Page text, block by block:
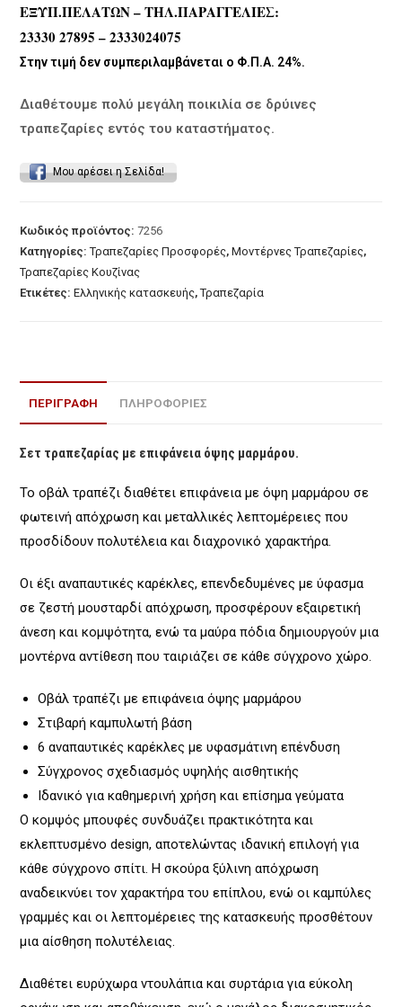
ΕΞΥΠ.ΠΕΛΑΤΩΝ – ΤΗΛ.ΠΑΡΑΓΓΕΛΙΕΣ:
23330 27895 – 2333024075
Στην τιμή δεν συμπεριλαμβάνεται ο Φ.Π.Α. 24%.
Διαθέτουμε πολύ μεγάλη ποικιλία σε δρύινες
τραπεζαρίες εντός του καταστήματος.
Μου αρέσει η Σελίδα!
Κωδικός προϊόντος:7256
Κατηγορίες:Τραπεζαρίες Προσφορές,Μοντέρνες Τραπεζαρίες,
Τραπεζαρίες Κουζίνας
Ετικέτες:Ελληνικής κατασκευής,Τραπεζαρία
ΠΕΡΙΓΡΑΦΉ ΠΛΗΡΟΦΟΡΙΕΣ
Σετ τραπεζαρίας με επιφάνεια όψης μαρμάρου.
Το οβάλ τραπέζι διαθέτει επιφάνεια με όψη μαρμάρου σε
φωτεινή απόχρωση και μεταλλικές λεπτομέρειες που
προσδίδουν πολυτέλεια και διαχρονικό χαρακτήρα.
Οι έξι αναπαυτικές καρέκλες, επενδεδυμένες με ύφασμα
σε ζεστή μουσταρδί απόχρωση, προσφέρουν εξαιρετική
άνεση και κομψότητα, ενώ τα μαύρα πόδια δημιουργούν μια
μοντέρνα αντίθεση που ταιριάζει σε κάθε σύγχρονο χώρο.
Οβάλ τραπέζι με επιφάνεια όψης μαρμάρου
Στιβαρή καμπυλωτή βάση
6 αναπαυτικές καρέκλες με υφασμάτινη επένδυση
Σύγχρονος σχεδιασμός υψηλής αισθητικής
Ιδανικό για καθημερινή χρήση και επίσημα γεύματα
Ο κομψός μπουφές συνδυάζει πρακτικότητα και
εκλεπτυσμένο design, αποτελώντας ιδανική επιλογή για
κάθε σύγχρονο σπίτι. Η σκούρα ξύλινη απόχρωση
αναδεικνύει τον χαρακτήρα του επίπλου, ενώ οι καμπύλες
γραμμές και οι λεπτομέρειες της κατασκευής προσθέτουν
μια αίσθηση πολυτέλειας.
Διαθέτει ευρύχωρα ντουλάπια και συρτάρια για εύκολη